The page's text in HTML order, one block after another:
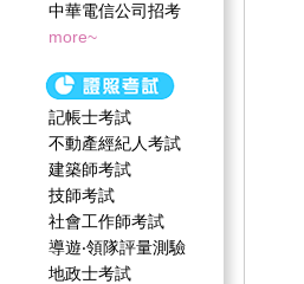
中華電信公司招考
more~
記帳士考試
不動產經紀人考試
建築師考試
技師考試
社會工作師‍考試
導遊‧領隊評量測驗
地政士考試